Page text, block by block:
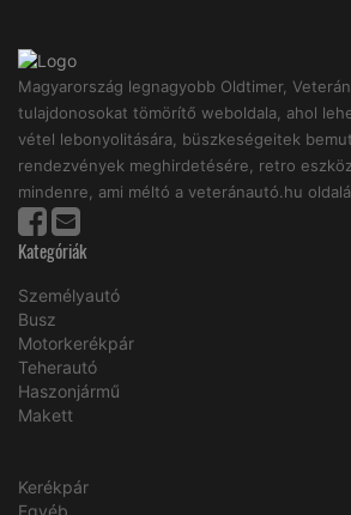
Magyarország legnagyobb Oldtimer,
tulajdonosokat tömörítő weboldala, ahol
vétel lebonyolitására, büszkeségeitek
rendezvények meghirdetésére, retro
mindenre, ami méltó a veteránautó.hu
Kategóriák
Személyautó
Busz
Motorkerékpár
Teherautó
Haszonjármű
Makett
Kerékpár
Egyéb